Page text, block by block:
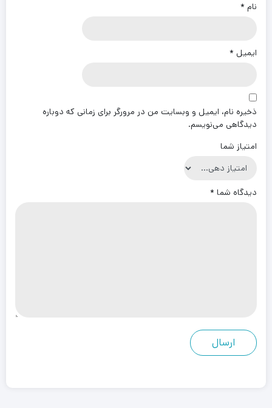
نام *
ایمیل *
ذخیره نام، ایمیل و وبسایت من در مرورگر برای زمانی که دوباره
دیدگاهی می‌نویسم.
امتیاز شما
دیدگاه شما *